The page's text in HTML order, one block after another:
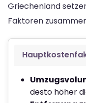
Griechenland
Faktoren
desto höher